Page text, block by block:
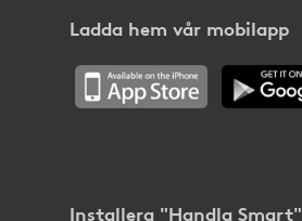
Ladda hem vår mobilapp
Installera "Handla Smart"